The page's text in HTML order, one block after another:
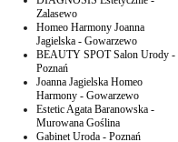
Zalasewo
Homeo Harmony Joanna
Jagielska - Gowarzewo
BEAUTY SPOT Salon Urody -
Poznań
Joanna Jagielska Homeo
Harmony - Gowarzewo
Estetic Agata Baranowska -
Murowana Goślina
Gabinet Uroda - Poznań